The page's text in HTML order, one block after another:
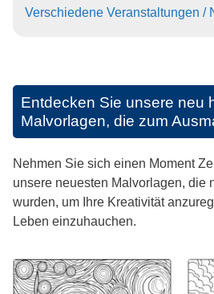
Verschiedene Veranstaltungen /
Entdecken Sie unsere neu
Malvorlagen, die zum
Nehmen Sie sich einen Moment
unsere neuesten Malvorlagen, die
wurden, um Ihre Kreativität
Leben einzuhauchen.